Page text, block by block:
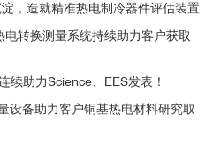
，造就精准热电制冷器件评估装置
转换测量系统持续助力客户获取
续助力Science、EES发表！
设备助力客户铜基热电材料研究取